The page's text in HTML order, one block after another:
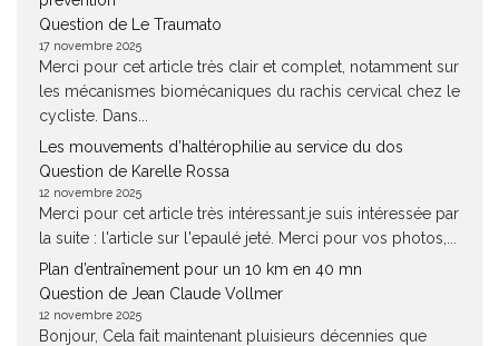
Question de Le Traumato
17 novembre 2025
Merci pour cet article très clair et complet, notamment sur
les mécanismes biomécaniques du rachis cervical chez le
cycliste. Dans...
Les mouvements d’haltérophilie au service du dos
Question de Karelle Rossa
12 novembre 2025
Merci pour cet article très intéressant.je suis intéressée par
la suite : l'article sur l'epaulé jeté. Merci pour vos photos,...
Plan d’entraînement pour un 10 km en 40 mn
Question de Jean Claude Vollmer
12 novembre 2025
Bonjour, Cela fait maintenant pluisieurs décennies que